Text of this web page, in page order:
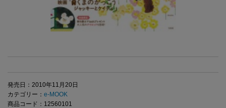
発売日：2010年11月20日
カテゴリー： e-MOOK
商品コード：12560101